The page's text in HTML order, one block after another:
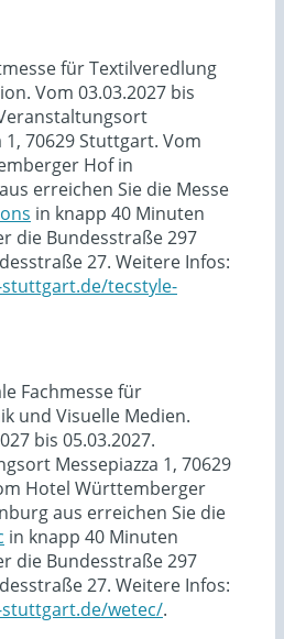
für Textilveredlung
Vom 03.03.2027 bis
1, 70629 Stuttgart. Vom
Hof in
erreichen Sie die Messe
in knapp 40 Minuten
die Bundesstraße 297
27. Weitere Infos:
stuttgart.de/tecstyle-
Fachmesse für
und Visuelle Medien.
bis 05.03.2027.
Messepiazza 1, 70629
Hotel Württemberger
aus erreichen Sie die
in knapp 40 Minuten
die Bundesstraße 297
27. Weitere Infos:
stuttgart.de/wetec/.